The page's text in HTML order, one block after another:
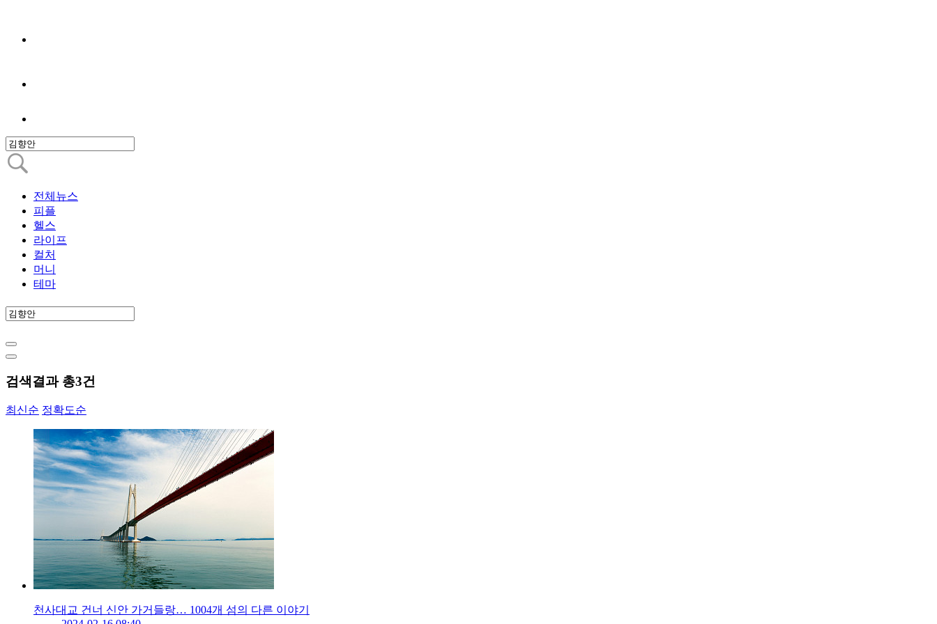
전체뉴스
피플
헬스
라이프
컬처
머니
테마
검색결과 총3건
최신순 정확도순
천사대교 건너 신안 가거들랑… 1004개 섬의 다른 이야기